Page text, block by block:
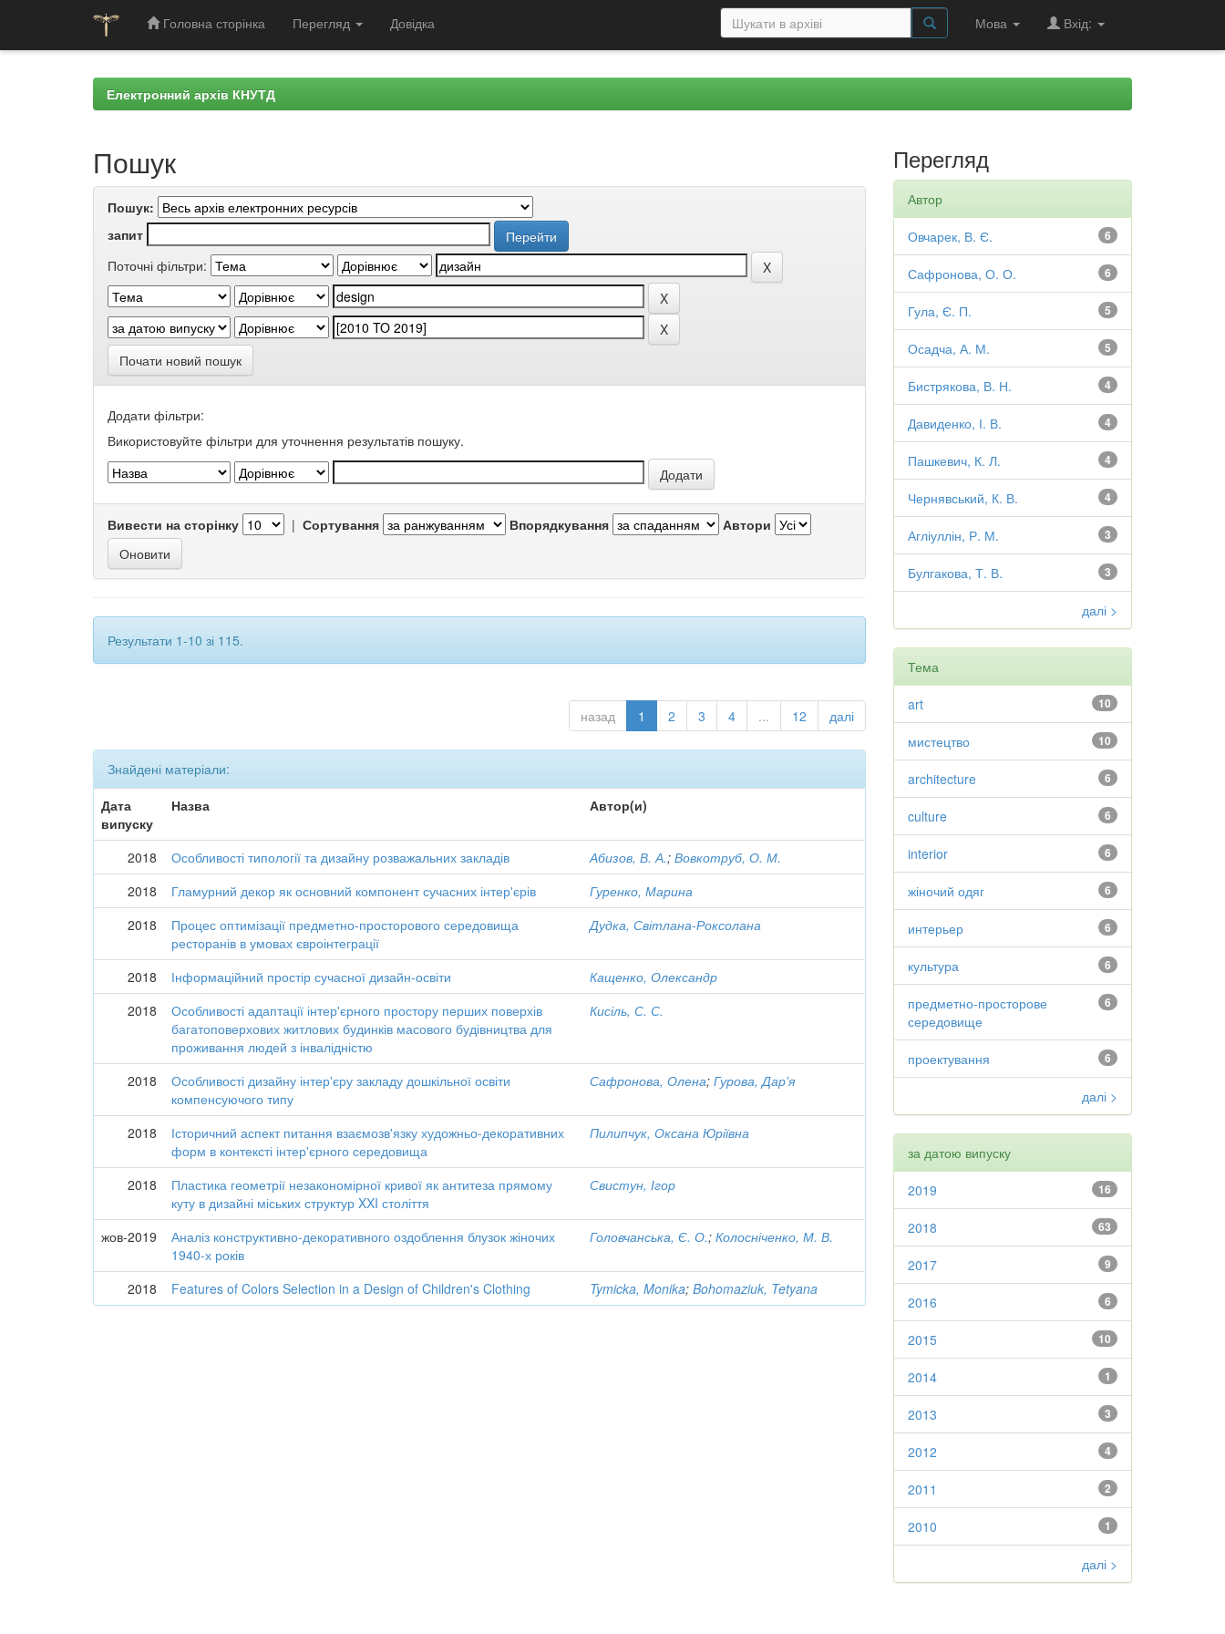
Головна сторінка Перегляд Довідка Мова Вхід:
Електронний архів КНУТД
Пошук
Пошук:
запит
Поточні фільтри:
Почати новий пошук
Додати фільтри:
Використовуйте фільтри для уточнення результатів пошуку.
Вивести на сторінку | Сортування Впорядкування Автори
Результати 1-10 зі 115.
назад 1 2 3 4 ... 12 далі
Знайдені матеріали:
Дата
випуску
Назва Автор(и)
2018 Особливості типології та дизайну розважальних закладів Абизов, В. А.;Вовкотруб, О. М.
2018
Гламурний декор як основний компонент сучасних інтер'єрів
Гуренко, Марина
2018
Процес оптимізації предметно-просторового середовища
ресторанів в умовах євроінтеграції
Дудка, Світлана-Роксолана
2018 Інформаційний простір сучасної дизайн-освіти
Кащенко, Олександр
2018
Особливості адаптації інтер'єрного простору перших поверхів
багатоповерхових житлових будинків масового будівництва для
проживання людей з інвалідністю
Кисіль, С. С.
2018
Особливості дизайну інтер'єру закладу дошкільної освіти
компенсуючого типу
Сафронова, Олена;Гурова, Дар'я
2018
Історичний аспект питання взаємозв'язку художньо-декоративних
форм в контексті інтер'єрного середовища
Пилипчук, Оксана Юріївна
2018
Пластика геометрії незакономірної кривої як антитеза прямому
куту в дизайні міських структур XXI століття
Свистун, Ігор
жов-2019
Аналіз конструктивно-декоративного оздоблення блузок жіночих
1940-х років
Головчанська, Є. О.;Колосніченко, М. В.
2018 Features of Colors Selection in a Design of Children's Clothing Tymicka, Monika;Bohomaziuk, Tetyana
Перегляд
Автор
6
Овчарек, В. Є.
6
Сафронова, О. О.
5
Гула, Є. П.
5
Осадча, А. М.
4
Бистрякова, В. Н.
4
Давиденко, І. В.
4
Пашкевич, К. Л.
4
Чернявський, К. В.
3
Агліуллін, Р. М.
3
Булгакова, Т. В.
далі >
Тема
10
art
10
мистецтво
6
architecture
6
culture
6
interior
6
жіночий одяг
6
интерьер
6
культура
6
предметно-просторове
середовище
6
проектування
далі >
за датою випуску
16
2019
63
2018
9
2017
6
2016
10
2015
1
2014
3
2013
4
2012
2
2011
1
2010
далі >